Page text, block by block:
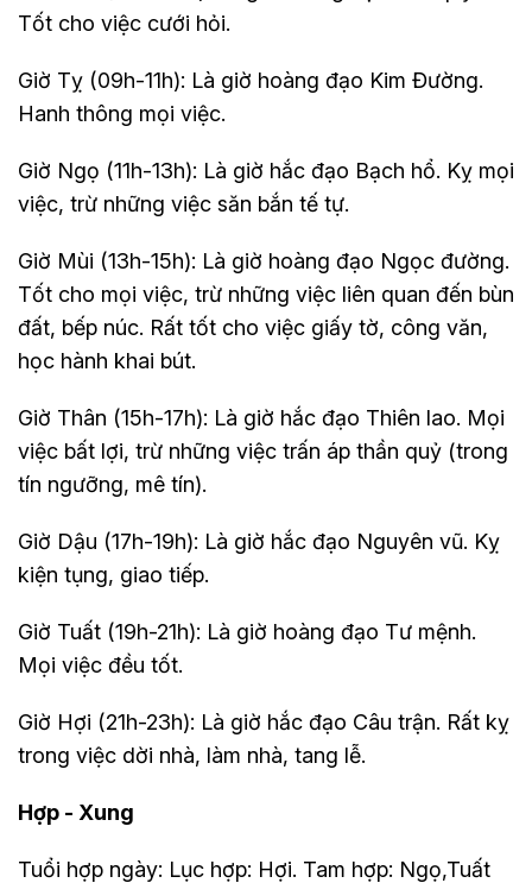
Tốt cho việc cưới hỏi.
Giờ Tỵ (09h-11h): Là giờ hoàng đạo Kim Đường.
Hanh thông mọi việc.
Giờ Ngọ (11h-13h): Là giờ hắc đạo Bạch hổ. Kỵ mọi
việc, trừ những việc săn bắn tế tự.
Giờ Mùi (13h-15h): Là giờ hoàng đạo Ngọc đường.
Tốt cho mọi việc, trừ những việc liên quan đến bùn
đất, bếp núc. Rất tốt cho việc giấy tờ, công văn,
học hành khai bút.
Giờ Thân (15h-17h): Là giờ hắc đạo Thiên lao. Mọi
việc bất lợi, trừ những việc trấn áp thần quỷ (trong
tín ngưỡng, mê tín).
Giờ Dậu (17h-19h): Là giờ hắc đạo Nguyên vũ. Kỵ
kiện tụng, giao tiếp.
Giờ Tuất (19h-21h): Là giờ hoàng đạo Tư mệnh.
Mọi việc đều tốt.
Giờ Hợi (21h-23h): Là giờ hắc đạo Câu trận. Rất kỵ
trong việc dời nhà, làm nhà, tang lễ.
Hợp - Xung
Tuổi hợp ngày: Lục hợp: Hợi. Tam hợp: Ngọ,Tuất